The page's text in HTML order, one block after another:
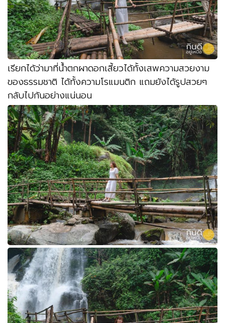
เรียกได้ว่ามาที่น้ำตกผาดอกเสี้ยวได้ทั้งเสพความสวยงาม
ของธรรมชาติ ได้ทั้งความโรแมนติก แถมยังได้รูปสวยๆ
กลับไปกันอย่างแน่นอน